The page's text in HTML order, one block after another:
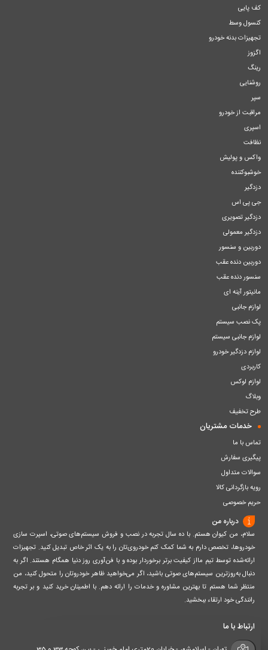
کف پایی
کنسول وسط
تجهیزات بدنه خودرو
اگزوز
رینگ
روشنایی
سپر
مراقبت از خودرو
اسپری
نظافت
واکس و پولیش
خوشبوکننده
دزدگیر
جی پی اس
دزدگیر تصویری
دزدگیر معمولی
دوربین و سنسور
دوربین دنده عقب
سنسور دنده عقب
مانیتور آینه ای
لوازم جانبی
پک نصب سیستم
لوازم جانبی سیستم
لوازم دزدگیر خودرو
کاربردی
لوازم لوکس
وبلاگ
طرح تخفیف
خدمات مشتریان
تماس با ما
پیگیری سفارش
سوالات متداول
رویه بازگردانی کالا
حریم خصوصی
درباره من
سلام، من کیوان هستم. با ده سال تجربه در نصب و فروش سیستم‌های صوتی، اسپرت سازی
خودروها، تخصص دارم به شما کمک کنم خودروی‌تان را به یک اثر خاص تبدیل کنید. تجهیزات
ارائه‌شده توسط تیم مااز کیفیت برتر برخوردار بوده و با فن‌آوری روز دنیا همگام هستند. اگر به
دنبال به‌روزترین سیستم‌های صوتی باشید، اگر می‌خواهید ظاهر خودروتان را متحول کنید، من
منتظر شما هستم تا بهترین مشاوره و خدمات را ارائه دهم. با اطمینان خرید کنید و بر تجربه
رانندگی خود ارتقاء ببخشید.
ارتباط با ما